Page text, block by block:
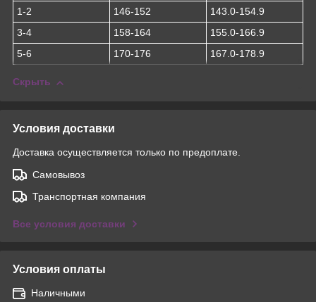
1-2
146-152
143.0-154.9
3-4
158-164
155.0-166.9
5-6
170-176 167.0-178.9
Скрыть
Условия доставки
Доставка осуществляется только по предоплате.
Самовывоз
Транспортная компания
Все условия доставки
Условия оплаты
Наличными